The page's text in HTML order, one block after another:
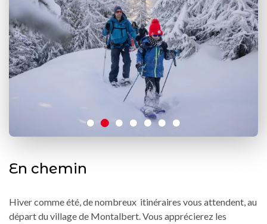
En chemin
Hiver comme été, de nombreux itinéraires vous attendent, au
départ du village de Montalbert. Vous apprécierez les